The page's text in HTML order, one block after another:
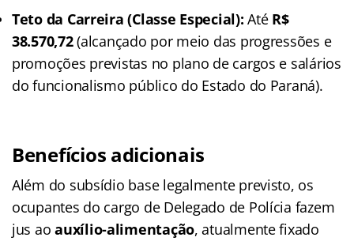
Teto da Carreira (Classe Especial): Até R$
38.570,72(alcançado por meio das progressões e
promoções previstas no plano de cargos e salários
do funcionalismo público do Estado do Paraná).
Benefícios adicionais
Além do subsídio base legalmente previsto, os
ocupantes do cargo de Delegado de Polícia fazem
jus aoauxílio-alimentação, atualmente fixado